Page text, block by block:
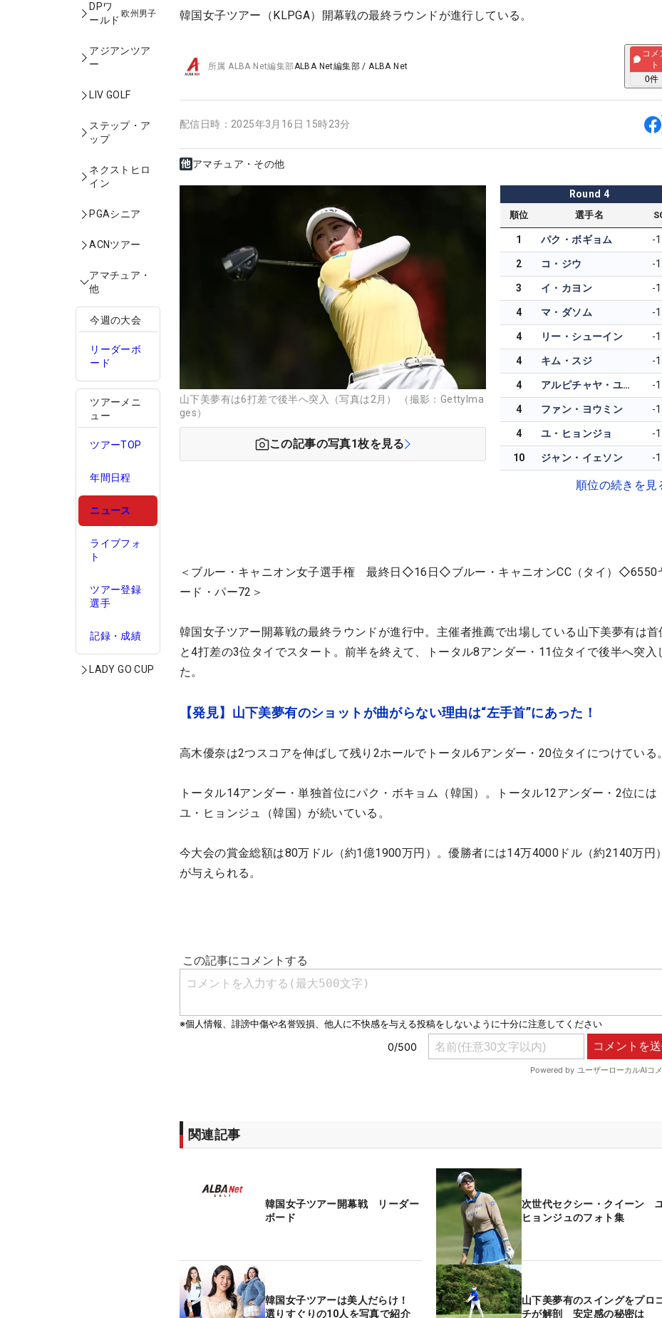
DPワ
ールド
欧州男子
アジアンツア
ー
LIV GOLF
ステップ・ア
ップ
ネクストヒロ
イン
PGAシニア
ACNツアー
アマチュア・
他
今週の大会
リーダーボ
ード
ツアーメニ
ュー
ツアーTOP
年間日程
ニュース
ライブフォ
ト
ツアー登録
選手
記録・成績
LADY GO CUP
韓国女子ツアー（KLPGA）開幕戦の最終ラウンドが進行している。
所属ALBA Net編集部ALBA Net編集部 /ALBA Net
コメ
ト
0件
配信日時： 2025年3月16日 15時23分
アマチュア・その他
山下美夢有は6打差で後半へ突入（写真は2月） （撮影：GettyIma
ges）
この記事の写真1枚を見る
Round 4
順位 選手名
1 パク・ボギョム -
2 コ・ジウ -
3 イ・カヨン -
4 マ・ダソム -
4 リー・シューイン -
4 キム・スジ -
4 アルピチャヤ・ユボル -
4 ファン・ヨウミン -
4 ユ・ヒョンジョ -
10 ジャン・イェソン -
順位の続きを見
＜ブルー・キャニオン女子選手権 最終日◇16日◇ブルー・キャニオンCC（タイ）◇6550
ード・パー72＞
韓国女子ツアー開幕戦の最終ラウンドが進行中。主催者推薦で出場している山下美夢有は首
と4打差の3位タイでスタート。前半を終えて、トータル8アンダー・11位タイで後半へ突入
た。
【発見】山下美夢有のショットが曲がらない理由は“左手首”にあった！
高木優奈は2つスコアを伸ばして残り2ホールでトータル6アンダー・20位タイにつけている。
トータル14アンダー・単独首位にパク・ボキョム（韓国）。トータル12アンダー・2位には
ユ・ヒョンジュ（韓国）が続いている。
今大会の賞金総額は80万ドル（約1億1900万円）。優勝者には14万4000ドル（約2140万円）
が与えられる。
関連記事
韓国女子ツアー開幕戦 リーダー
ボード
次世代セクシー・クイーン
ヒョンジュのフォト集
韓国女子ツアーは美人だらけ！
選りすぐりの10人を写真で紹介
山下美夢有のスイングをプロ
チが解剖 安定感の秘密は